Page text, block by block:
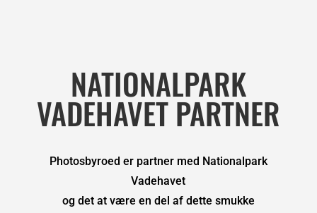
NATIONALPARK
VADEHAVET PARTNER
Photosbyroed er partner med Nationalpark
Vadehavet
og det at være en del af dette smukke